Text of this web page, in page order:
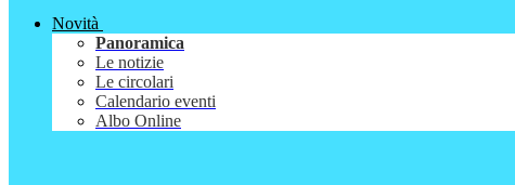
Novità
Panoramica
Le notizie
Le circolari
Calendario eventi
Albo Online